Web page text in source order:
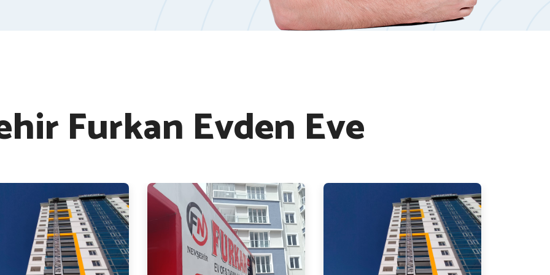
Furkan Evden Eve